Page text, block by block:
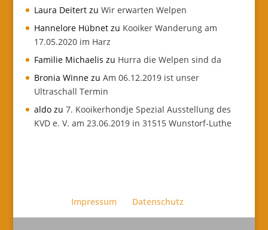
Laura Deitertzu Wir erwarten Welpen
Hannelore Hübnetzu Kooiker Wanderung am
17.05.2020 im Harz
Familie Michaelis zu Hurra die Welpen sind da
Bronia Winnezu Am 06.12.2019 ist unser
Ultraschall Termin
aldozu 7. Kooikerhondje Spezial Ausstellung des
KVD e. V. am 23.06.2019 in 31515 Wunstorf-Luthe
Impressum Datenschutz